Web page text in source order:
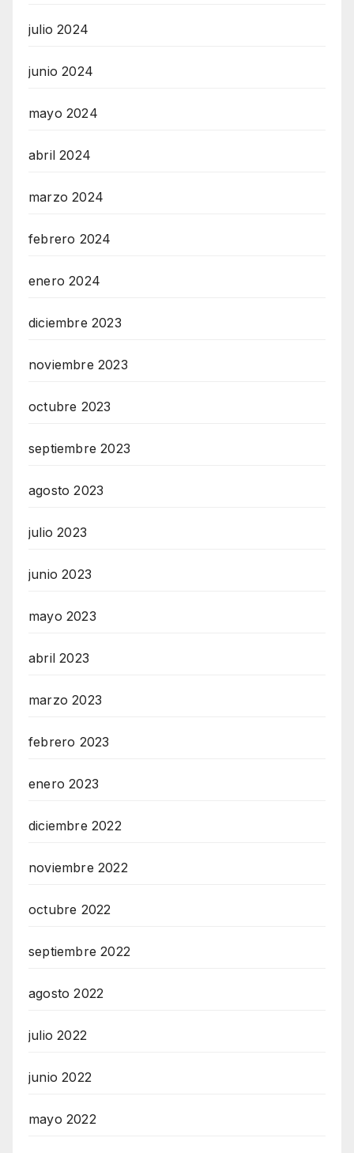
julio 2024
junio 2024
mayo 2024
abril 2024
marzo 2024
febrero 2024
enero 2024
diciembre 2023
noviembre 2023
octubre 2023
septiembre 2023
agosto 2023
julio 2023
junio 2023
mayo 2023
abril 2023
marzo 2023
febrero 2023
enero 2023
diciembre 2022
noviembre 2022
octubre 2022
septiembre 2022
agosto 2022
julio 2022
junio 2022
mayo 2022